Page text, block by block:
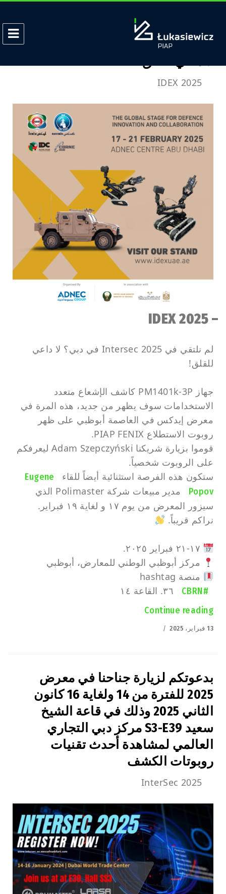
PIAP GRYF
لم نلتقي في Intersec 2025 في دبي؟
لا داعي للقلق!
IDEX 2025
– IDEX 2025
لم نلتقي في Intersec 2025 في دبي؟ لا داعي
للقلق!
جهاز PM1401k-3P كاشف الإشعاع متعدد
الاستخدامات سوف يظهر من جديد، هذه المرة في
معرض إيدكس في العاصمة أبوظبي على ظهر
روبوت الاستطلاع PIAP FENIX.
قوموا بزيارة شريكنا Adam Szepczyński ليعرفكم
على الروبوت شخصياً.
ستكون هذه الفرصة استثنائية أيضاً للقاء
Eugene
Popov
مدير مبيعات شركة Polimaster الذي
سيزور المعرض من يوم ١٧ و لغاية ١٩ فبراير.
نراكم قريباً.
مركز أبوظبي الوطني للمعارض، أبوظبي
منصة hashtag
#CBRN
Continue reading
Posted
13 فبراير، 2025
بدعوتكم لزيارة جناحنا في معرض
2025 للفترة من 14 ولغاية 16 كانون
الثاني 2025 وذلك في قاعة الشيخ
سعيد S3-E39 مركز دبي التجاري
العالمي لمشاهدة أحدث تقنيات
روبوتات الكشف
InterSec 2025